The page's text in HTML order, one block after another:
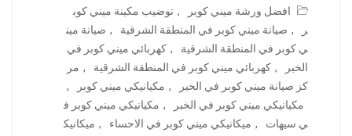
افضل ورشة ميني كوبر
, توضيب مكينة ميني كوب
ر
, صيانة ميني كوبر في المنطقة الشرقية , صيانة مين
ي كوبر في المنطقة الشرقية
, كهربائي ميني كوبر في
الخبر
, كهربائي ميني كوبر في المنطقة الشرقية , مر
كز صيانة ميني كوبر في الخبر
, مكيانيكي ميني كوبر
,
مكيانيكي ميني كوبر في الخبر
, مكيانيكي ميني كوبر ف
ي سيهات
, ميكانيكي ميني كوبر في الاحساء , ميكانيك